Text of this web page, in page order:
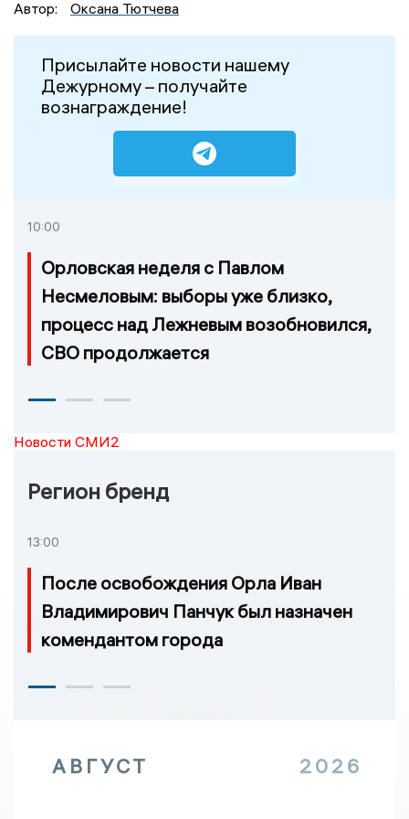
Автор: Оксана Тютчева
Присылайте новости нашему
Дежурному – получайте
вознаграждение!
10:00
Орловская неделя с Павлом
Несмеловым: выборы уже близко,
процесс над Лежневым возобновился,
СВО продолжается
Новости СМИ2
Регион бренд
13:00
После освобождения Орла Иван
Владимирович Панчук был назначен
комендантом города
АВГУСТ 2026